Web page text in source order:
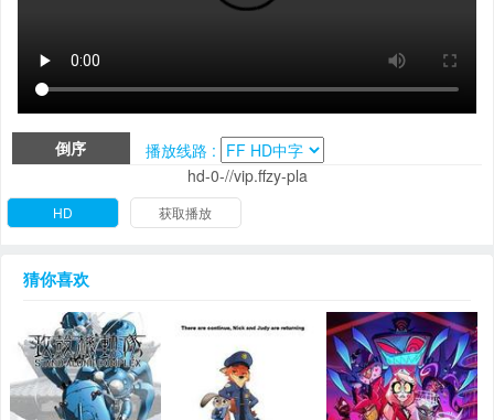
倒序
播放线路 :
hd-0-//vip.ffzy-pla
HD 获取播放
猜你喜欢